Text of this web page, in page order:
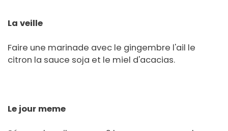
La veille
Faire une marinade avec le gingembre l'ail le
citron la sauce soja et le miel d'acacias.
Le jour meme